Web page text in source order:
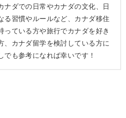
ナダでの日常やカナダの文化、日
る習慣やルールなど、カナダ移住
っている方や旅行でカナダを好き
、カナダ留学を検討している方に
でも参考になれば幸いです！